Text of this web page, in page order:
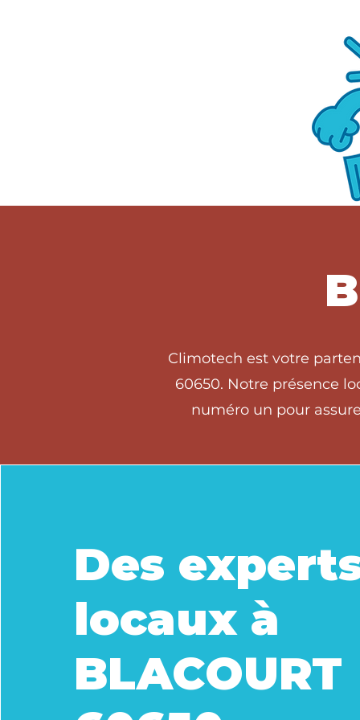
Climotech est votre
60650. Notre présence
numéro un pour
Des
locaux à
BLACOURT